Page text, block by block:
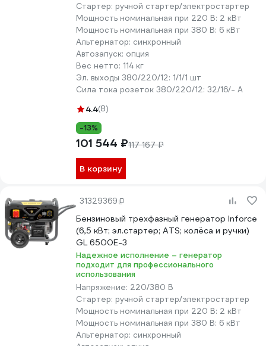
Стартер: ручной стартер/электростартер
Мощность номинальная при 220 В: 2 кВт
Мощность номинальная при 380 В: 6 кВт
Альтернатор: синхронный
Автозапуск: опция
Вес нетто: 114 кг
Эл. выходы 380/220/12: 1/1/1 шт
Сила тока розеток 380/220/12: 32/16/- А
4.4(8)
-13%
101 544 ₽117 167 ₽
В корзину
31329369
Бензиновый трехфазный генератор Inforce
(6,5 кВт; эл.стартер; ATS; колёса и ручки)
GL 6500E-3
Надежное исполнение – генератор
подходит для профессионального
использования
Напряжение: 220/380 В
Стартер: ручной стартер/электростартер
Мощность номинальная при 220 В: 2 кВт
Мощность номинальная при 380 В: 6 кВт
Альтернатор: синхронный